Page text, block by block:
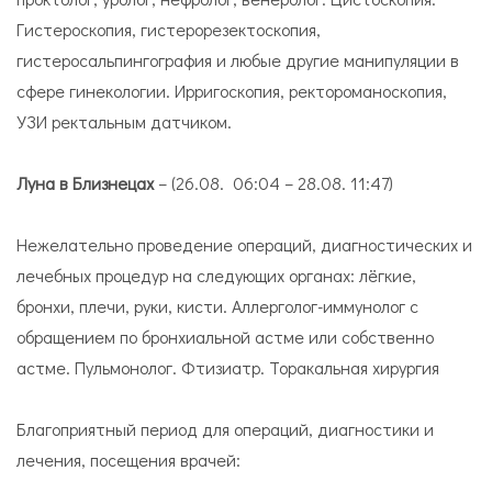
Гистероскопия, гистерорезектоскопия,
гистеросальпингография и любые другие манипуляции в
сфере гинекологии. Ирригоскопия, ректороманоскопия,
УЗИ ректальным датчиком.
Луна в Близнецах– (26.08. 06:04 – 28.08. 11:47)
Нежелательно проведение операций, диагностических и
лечебных процедур на следующих органах: лёгкие,
бронхи, плечи, руки, кисти. Аллерголог-иммунолог с
обращением по бронхиальной астме или собственно
астме. Пульмонолог. Фтизиатр. Торакальная хирургия
Благоприятный период для операций, диагностики и
лечения, посещения врачей: